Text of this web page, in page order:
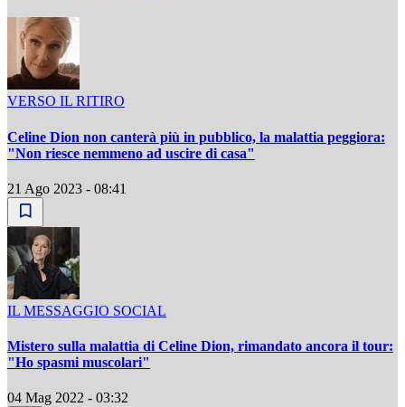
VERSO IL RITIRO
Celine Dion non canterà più in pubblico, la malattia peggiora:
"Non riesce nemmeno ad uscire di casa"
21 Ago 2023 - 08:41
IL MESSAGGIO SOCIAL
Mistero sulla malattia di Celine Dion, rimandato ancora il tour:
"Ho spasmi muscolari"
04 Mag 2022 - 03:32